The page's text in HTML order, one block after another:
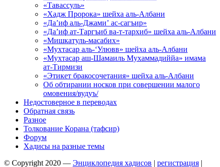
«Тавассуль»
«Хадж Пророка» шейха аль-Албани
«Да’иф аль-Джами’ ас-сагъир»
«Да’иф ат-Таргъиб ва-т-тархиб» шейха аль-Албани
«Мишкатуль-масабих»
«Мухтасар аль-‘Улювв» шейха аль-Албани
«Мухтасар аш-Шамаиль Мухаммадиййа» имама
ат-Тирмизи
«Этикет бракосочетания» шейха аль-Албани
Об обтирании носков при совершении малого
омовения/вудуъ/
Недостоверное в переводах
Обратная связь
Разное
Толкование Корана (тафсир)
Форум
Хадисы на разные темы
© Copyright 2020 — Энциклопедия хадисов | регистрация |